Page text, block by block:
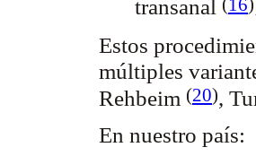
transanal (16)
Estos
múltiples
Rehbeim (20),
En nuestro país: